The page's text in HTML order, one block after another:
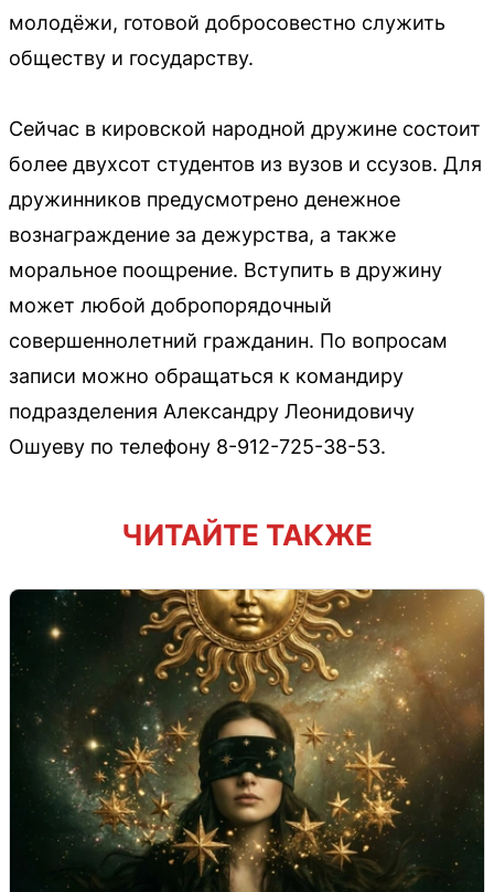
молодёжи, готовой добросовестно служить
обществу и государству.
Сейчас в кировской народной дружине состоит
более двухсот студентов из вузов и ссузов. Для
дружинников предусмотрено денежное
вознаграждение за дежурства, а также
моральное поощрение. Вступить в дружину
может любой добропорядочный
совершеннолетний гражданин. По вопросам
записи можно обращаться к командиру
подразделения Александру Леонидовичу
Ошуеву по телефону 8-912-725-38-53.
ЧИТАЙТЕ ТАКЖЕ